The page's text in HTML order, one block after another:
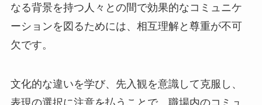
なる背景を持つ人々との間で効果的なコミュニケ
ーションを図るためには、相互理解と尊重が不可
欠です。
文化的な違いを学び、先入観を意識して克服し、